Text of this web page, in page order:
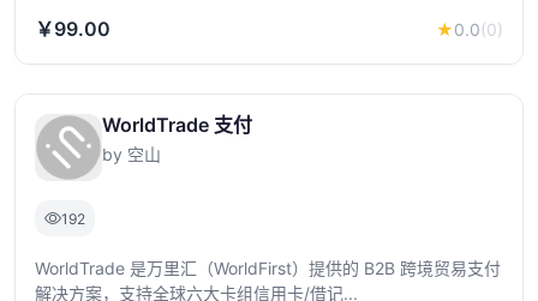
￥99.00 ★0.0(0)
WorldTrade 支付
by 空山
192
WorldTrade 是万里汇（WorldFirst）提供的 B2B 跨境贸易支付
解决方案，支持全球六大卡组信用卡/借记...